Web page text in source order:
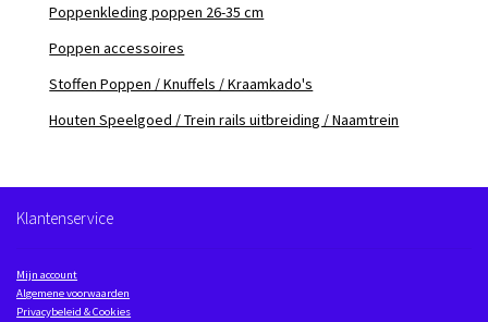
Poppenkleding poppen 26-35 cm
Poppen accessoires
Stoffen Poppen / Knuffels / Kraamkado's
Houten Speelgoed / Trein rails uitbreiding / Naamtrein
Klantenservice
Mijn account
Algemene voorwaarden
Privacybeleid & Cookies